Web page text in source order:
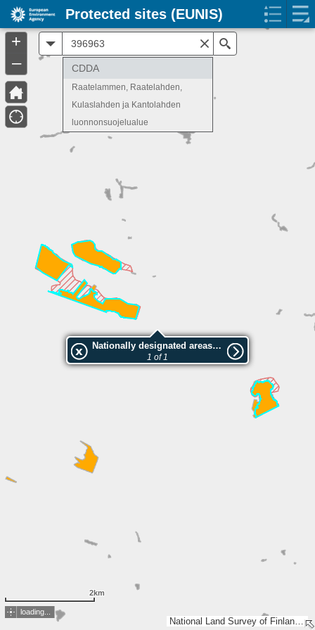
National Land Survey of Finland, Esri, TomTom, Garmin, METI/NASA, USGS
Nationally designated areas (NatDA) - Large scale viewing:Raatelammen, Raatelahden, Kulaslahden ja Kantolahden luonnonsuojelualue
1 of 1
2km
CDDA
Raatelammen, Raatelahden,
Kulaslahden ja Kantolahden
luonnonsuojelualue
loading...
+
–
Protected sites (EUNIS)